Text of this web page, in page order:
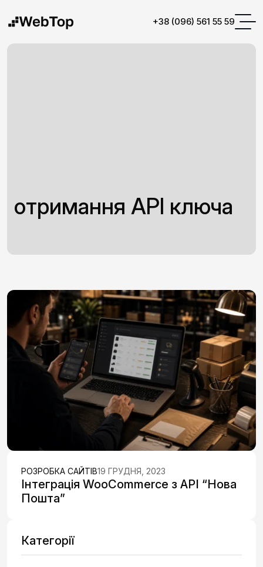
+38 (096) 561 55 59
отримання API ключа
РОЗРОБКА САЙТІВ19 ГРУДНЯ, 2023
Інтеграція WooCommerce з API “Нова
Пошта”
Категорії